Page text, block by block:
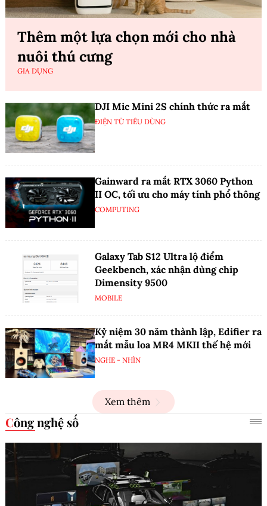
Thêm một lựa chọn mới cho nhà
nuôi thú cưng
GIA DỤNG
DJI Mic Mini 2S chính thức ra mắt
ĐIỆN TỬ TIÊU DÙNG
Gainward ra mắt RTX 3060 Python
II OC, tối ưu cho máy tính phổ thông
COMPUTING
Galaxy Tab S12 Ultra lộ điểm
Geekbench, xác nhận dùng chip
Dimensity 9500
MOBILE
Kỷ niệm 30 năm thành lập, Edifier ra
mắt mẫu loa MR4 MKII thế hệ mới
NGHE - NHÌN
Xem thêm
Công nghệ số